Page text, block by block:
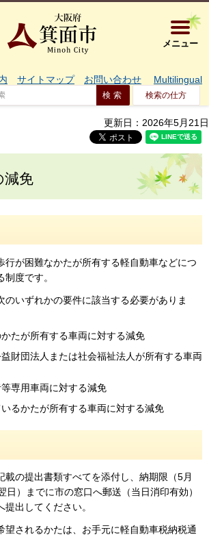
大阪府箕
メニュー
サイトマップ お問い合わせ Multilingual
検索の仕方
更新日：2026年5月21日
減免
行が困難なかたが所有する軽自動車などにつ
度です。
のいずれかの要件に該当する必要がありま
たが所有する車両に対する減免
財団法人または社会福祉法人が所有する車両
専用車両に対する減免
るかたが所有する車両に対する減免
載の提出書類すべてを添付し、納期限（5月
日）までに市の窓口へ郵送（当日消印有効）
出してください。
望されるかたは、お手元に軽自動車税納税通